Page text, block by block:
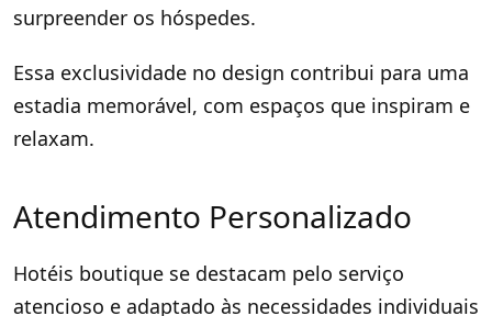
surpreender os hóspedes.
Essa exclusividade no design contribui para uma
estadia memorável, com espaços que inspiram e
relaxam.
Atendimento Personalizado
Hotéis boutique se destacam pelo serviço
atencioso e adaptado às necessidades individuais